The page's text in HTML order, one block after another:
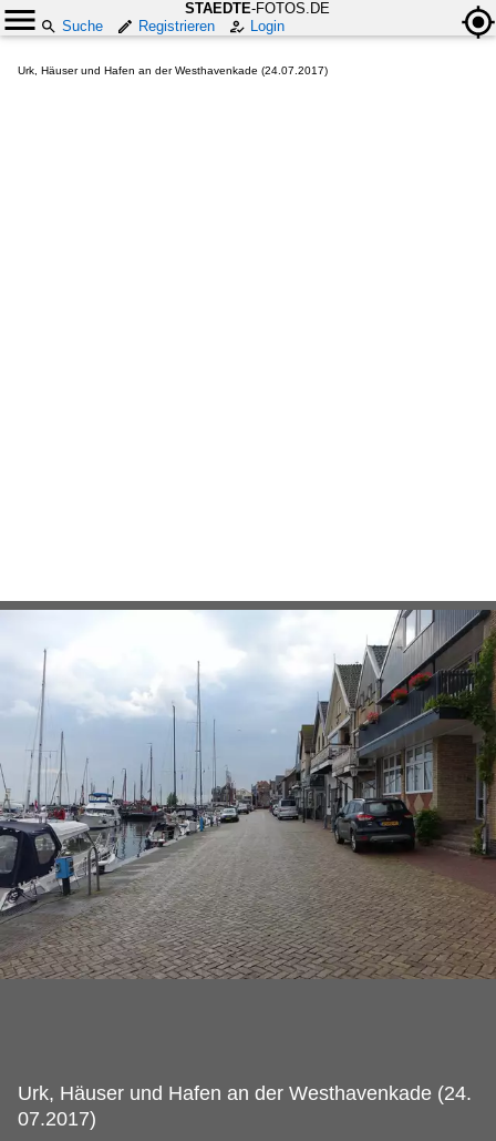
STAEDTE-FOTOS.DE
Suche
Registrieren Login
Urk, Häuser und Hafen an der Westhavenkade (24.07.2017)
Urk, Häuser und Hafen an der Westhavenkade (24.
07.2017)